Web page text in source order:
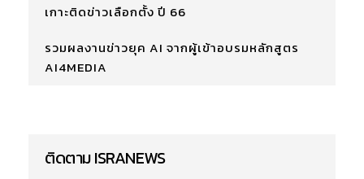
เกาะติดข่าวเลือกตั้ง ปี 66
รวมผลงานข่าวยุค AI จากผู้เข้าอบรมหลักสูตร
AI4MEDIA
ติดตาม ISRANEWS